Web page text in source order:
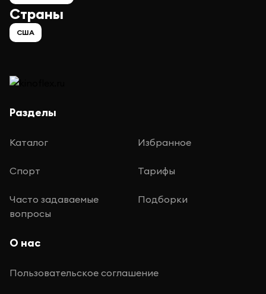
Страны
США
Разделы
Каталог Избранное
Спорт Тарифы
Часто задаваемые
вопросы
Подборки
О нас
Пользовательское соглашение